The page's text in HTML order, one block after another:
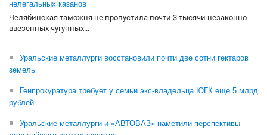
нелегальных казанов
Челябинская таможня не пропустила почти 3 тысячи незаконно
ввезенных чугунных...
Уральские металлурги восстановили почти две сотни гектаров
земель
Генпрокуратура требует у семьи экс-владельца ЮГК еще 5 млрд
рублей
Уральские металлурги и «АВТОВАЗ» наметили перспективы